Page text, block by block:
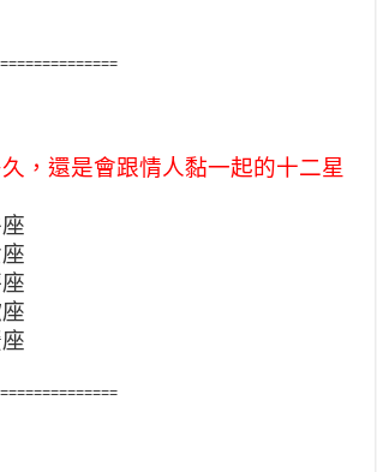
，還是會跟情人黏一起的十二星